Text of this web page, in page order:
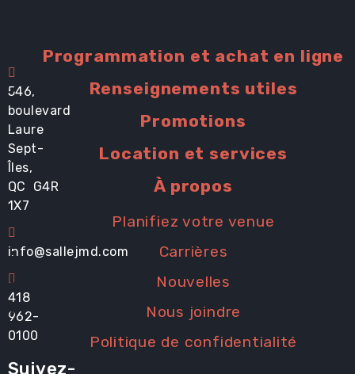
546,
boulevard
Laure
Sept-
Îles,
QC G4R
1X7
info@sallejmd.com
418
962-
0100
Suivez-
Programmation et achat en ligne
Renseignements utiles
Promotions
Location et services
À propos
Planifiez votre venue
Carrières
Nouvelles
Nous joindre
Politique de confidentialité